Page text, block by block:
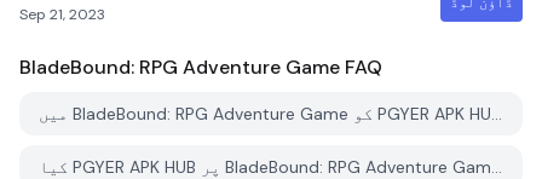
Sep 21, 2023
BladeBound: RPG Adventure Game FAQ
میں BladeBound: RPG Adventure Game کو PGYER APK HUB سے کیسے ڈاؤن لوڈ کروں؟
کیا PGYER APK HUB پر BladeBound: RPG Adventure Game کو مفت ڈاؤن لوڈ کرنے کی اجازت ہے؟